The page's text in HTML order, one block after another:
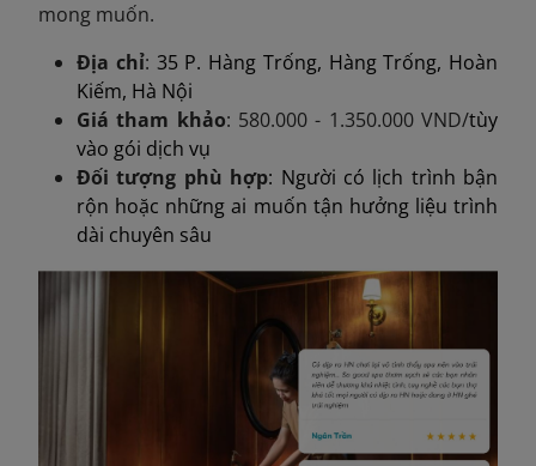
mong muốn.
Địa chỉ: 35 P. Hàng Trống, Hàng Trống, Hoàn
Kiếm, Hà Nội
Giá tham khảo: 580.000 - 1.350.000 VND/tùy
vào gói dịch vụ
Đối tượng phù hợp: Người có lịch trình bận
rộn hoặc những ai muốn tận hưởng liệu trình
dài chuyên sâu